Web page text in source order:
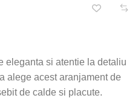
eleganta si atentie la detaliu
alege acest aranjament de
de calde si placute.